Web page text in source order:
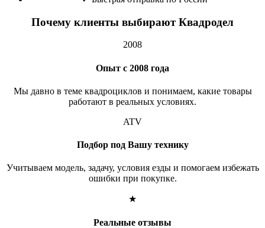
Почему клиенты выбирают Квадродел
2008
Опыт с 2008 года
Мы давно в теме квадроциклов и понимаем, какие товары
работают в реальных условиях.
ATV
Подбор под Вашу технику
Учитываем модель, задачу, условия езды и помогаем избежать
ошибки при покупке.
★
Реальные отзывы